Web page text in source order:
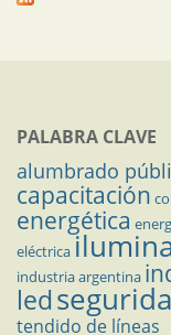
PALABRA CLAVE
alumbrado
capacitación
energética
eléctrica
industria argentina
led
tendido de líneas